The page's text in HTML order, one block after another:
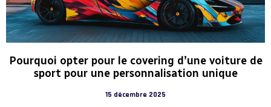
Pourquoi opter pour le covering d’une voiture de
sport pour une personnalisation unique
15 décembre 2025